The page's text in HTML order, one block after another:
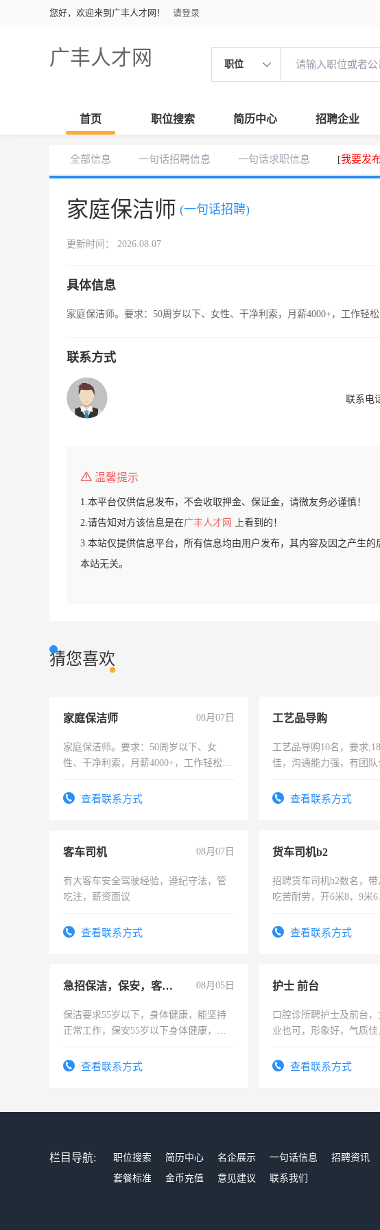
您好，欢迎来到广丰人才网！ 请登录
广丰人才网 职位
首页 职位搜索 简历中心 招聘企业
全部信息 一句话招聘信息 一句话求职信息 [我要发
家庭保洁师 (一句话招聘)
更新时间： 2026.08.07
具体信息
家庭保洁师。要求：50周岁以下、女性、干净利索，月薪4000+，工作轻
联系方式
联系电
温馨提示
1.本平台仅供信息发布，不会收取押金、保证金，请微友务必谨慎！
2.请告知对方该信息是在广丰人才网
上看到的！
3.本站仅提供信息平台，所有信息均由用户发布，其内容及因之产生的
本站无关。
猜您喜欢
家庭保洁师 08月07日
家庭保洁师。要求：50周岁以下、女
性、干净利索，月薪4000+，工作轻松，
太太等。查看联系方式
工艺品导购
工艺品导购10名，要求
佳，沟通能力强，有团
查看联系方式
客车司机 08月07日
有大客车安全驾驶经验，遵纪守法，管
吃注，薪资面议
查看联系方式
货车司机b2
招聘货车司机b2数名，带
吃苦耐劳，开6米8，9米
查看联系方式
急招保洁，保安，客服，工程 08月05日
保洁要求55岁以下，身体健康，能坚持
正常工作，保安55岁以下身体健康，有
录，客服要求45岁以下高中以上文化，
查看联系方式
护士 前台
口腔诊所聘护士及前台
业也可，形象好，气质
查看联系方式
栏目导航: 职位搜索 简历中心 名企展示 一句话信息 招聘资讯
套餐标准
金币充值 意见建议 联系我们